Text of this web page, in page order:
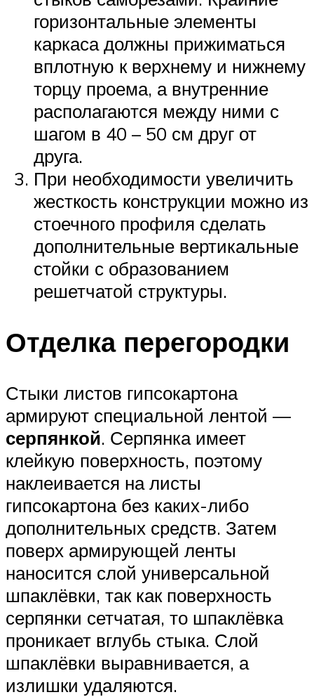
горизонтальные элементы
каркаса должны прижиматься
вплотную к верхнему и нижнему
торцу проема, а внутренние
располагаются между ними с
шагом в 40 – 50 см друг от
друга.
При необходимости увеличить
жесткость конструкции можно из
стоечного профиля сделать
дополнительные вертикальные
стойки с образованием
решетчатой структуры.
Отделка перегородки
Стыки листов гипсокартона
армируют специальной лентой —
серпянкой. Серпянка имеет
клейкую поверхность, поэтому
наклеивается на листы
гипсокартона без каких-либо
дополнительных средств. Затем
поверх армирующей ленты
наносится слой универсальной
шпаклёвки, так как поверхность
серпянки сетчатая, то шпаклёвка
проникает вглубь стыка. Слой
шпаклёвки выравнивается, а
излишки удаляются.